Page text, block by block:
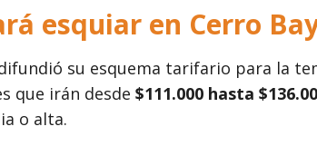
esquiar en Cerro
su esquema tarifario para la
que irán desde $111.000 hasta
o alta.